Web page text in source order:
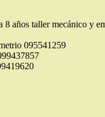
8 años taller mecánico y
095541259